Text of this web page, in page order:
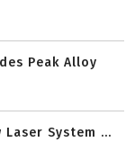
Peak Alloy
Laser System ...